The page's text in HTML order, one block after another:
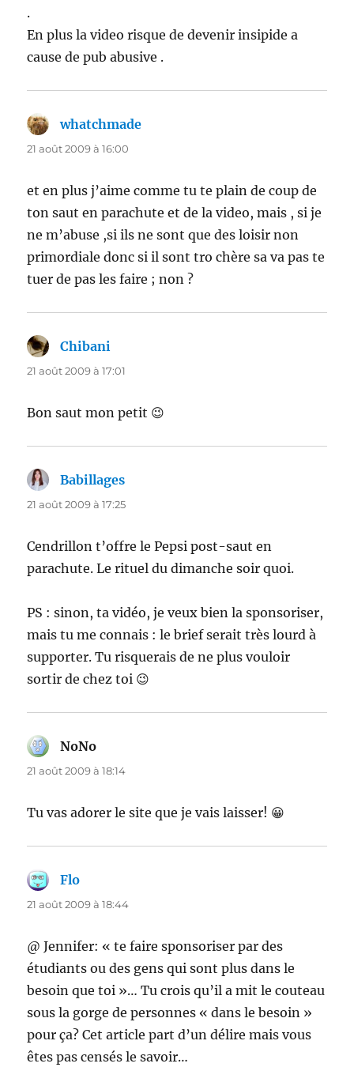
.
En plus la video risque de devenir insipide a
cause de pub abusive .
whatchmade
21 août 2009 à 16:00
et en plus j’aime comme tu te plain de coup de
ton saut en parachute et de la video, mais , si je
ne m’abuse ,si ils ne sont que des loisir non
primordiale donc si il sont tro chère sa va pas te
tuer de pas les faire ; non ?
Chibani
21 août 2009 à 17:01
Bon saut mon petit 😉
Babillages
21 août 2009 à 17:25
Cendrillon t’offre le Pepsi post-saut en
parachute. Le rituel du dimanche soir quoi.
PS : sinon, ta vidéo, je veux bien la sponsoriser,
mais tu me connais : le brief serait très lourd à
supporter. Tu risquerais de ne plus vouloir
sortir de chez toi 😉
NoNo
21 août 2009 à 18:14
Tu vas adorer le site que je vais laisser! 😀
Flo
21 août 2009 à 18:44
@ Jennifer: « te faire sponsoriser par des
étudiants ou des gens qui sont plus dans le
besoin que toi »… Tu crois qu’il a mit le couteau
sous la gorge de personnes « dans le besoin »
pour ça? Cet article part d’un délire mais vous
êtes pas censés le savoir…